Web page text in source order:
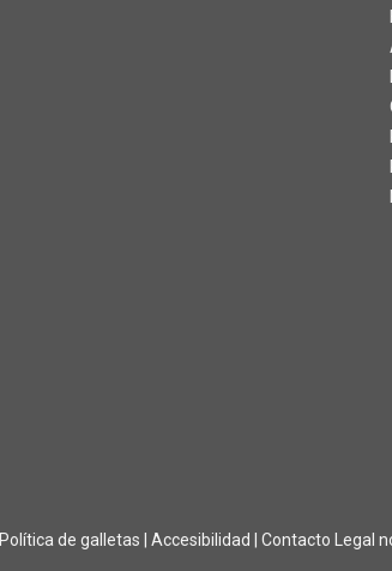
Política de galletas Accesibilidad Contacto Legal